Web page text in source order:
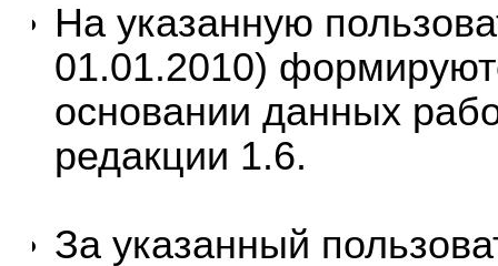
На указанную
01.01.2010)
основании данных
редакции 1.6.
За указанный